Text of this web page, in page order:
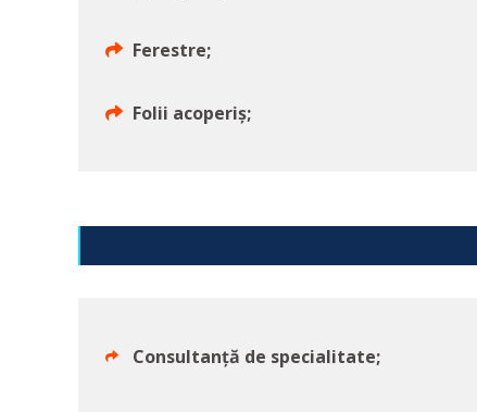
Ferestre;
Folii acoperiș;
Consultanță de specialitate;